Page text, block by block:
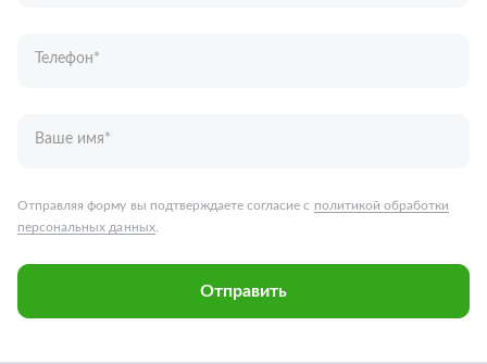
Запчасти для грузовых автомобилей
Каталог запчастей
Спецпредложения